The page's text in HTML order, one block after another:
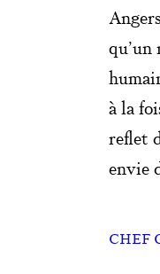
qu’un
à la
reflet
envie
CHEF